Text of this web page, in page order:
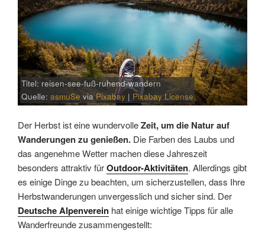
Titel: reisen-see-fuß-ruhend-wandern
Quelle:asmuSe via Pixabay | Pixabay License
Der Herbst ist eine wundervolleZeit, um die Natur auf
Wanderungen zu genießen. Die Farben des Laubs und
das angenehme Wetter machen diese Jahreszeit
besonders attraktiv fürOutdoor-Aktivitäten. Allerdings gibt
es einige Dinge zu beachten, um sicherzustellen, dass Ihre
Herbstwanderungen unvergesslich und sicher sind. Der
Deutsche Alpenverein hat einige wichtige Tipps für alle
Wanderfreunde zusammengestellt: